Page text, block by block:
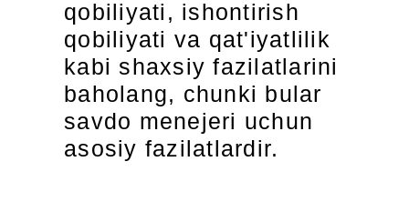
qobiliyati, ishontirish
qobiliyati va qat'iyatlilik
kabi shaxsiy fazilatlarini
baholang, chunki bular
savdo menejeri uchun
asosiy fazilatlardir.